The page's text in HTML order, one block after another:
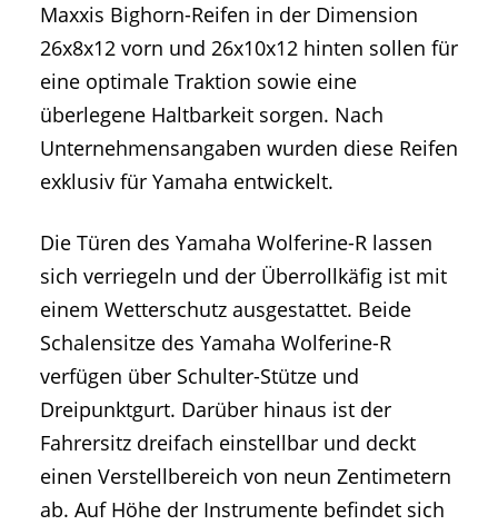
Maxxis Bighorn-Reifen in der Dimension
26x8x12 vorn und 26x10x12 hinten sollen für
eine optimale Traktion sowie eine
überlegene Haltbarkeit sorgen. Nach
Unternehmensangaben wurden diese Reifen
exklusiv für Yamaha entwickelt.
Die Türen des Yamaha Wolferine-R lassen
sich verriegeln und der Überrollkäfig ist mit
einem Wetterschutz ausgestattet. Beide
Schalensitze des Yamaha Wolferine-R
verfügen über Schulter-Stütze und
Dreipunktgurt. Darüber hinaus ist der
Fahrersitz dreifach einstellbar und deckt
einen Verstellbereich von neun Zentimetern
ab. Auf Höhe der Instrumente befindet sich